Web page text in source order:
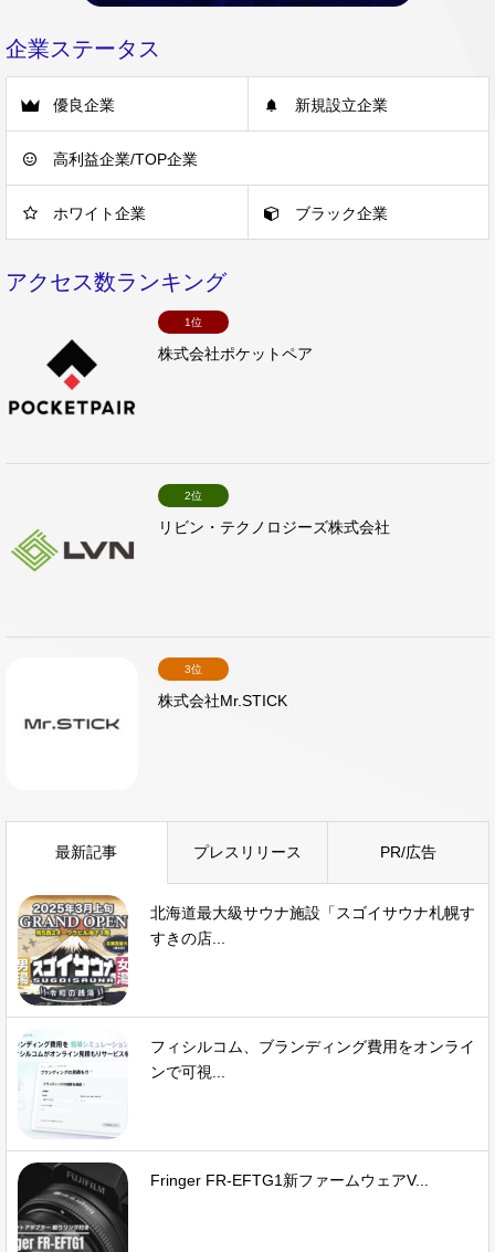
企業ステータス
優良企業 新規設立企業
高利益企業/TOP企業
ホワイト企業 ブラック企業
アクセス数ランキング
1位
株式会社ポケットペア
2位
リビン・テクノロジーズ株式会社
3位
株式会社Mr.STICK
最新記事 プレスリリース PR/広告
北海道最大級サウナ施設「スゴイサウナ札幌す
すきの店...
フィシルコム、ブランディング費用をオンライ
ンで可視...
Fringer FR-EFTG1新ファームウェアV...